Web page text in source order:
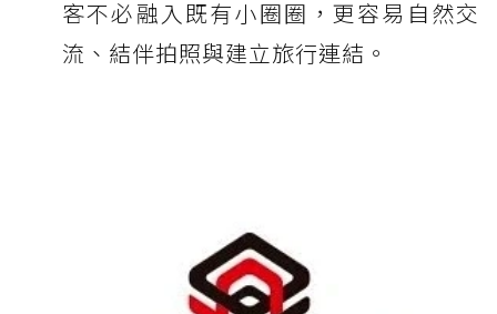
客不必融入既有小圈圈，更容易自然交
流、結伴拍照與建立旅行連結。